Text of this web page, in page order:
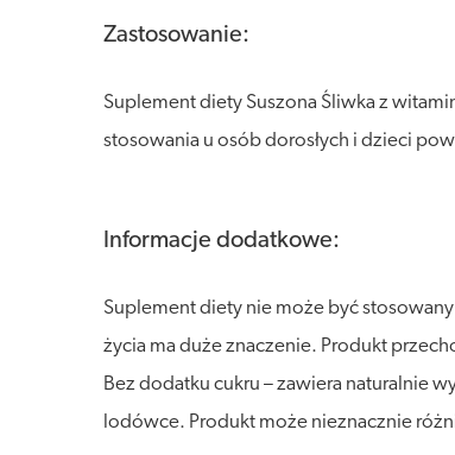
Zastosowanie:
Suplement diety Suszona Śliwka z
stosowania u osób dorosłych i dzieci
Informacje dodatkowe:
Suplement diety nie może być
życia ma duże znaczenie. Produkt
Bez dodatku cukru – zawiera naturalnie
lodówce. Produkt może nieznacznie